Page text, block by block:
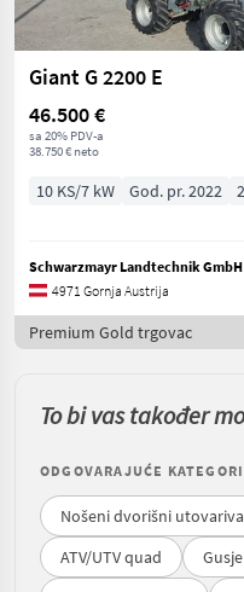
Giant G 2200 E
46.500 €
sa 20% PDV-a
38.750 € neto
10 KS/7 kW God. pr. 2022
4971 Gornja Austrija
Premium Gold trgovac
To bi vas također
ODGOVARAJUĆE
Nošeni dvorišni
ATV/UTV quad